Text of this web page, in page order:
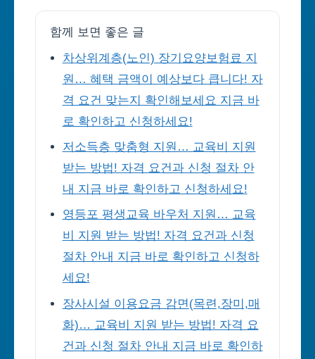
함께 보면 좋은 글
차상위계층(노인) 장기요양보험료 지
원… 혜택 금액이 예상보다 큽니다! 자
격 요건 맞는지 확인해보세요 지금 바
로 확인하고 신청하세요!
저소득층 맞춤형 지원… 교육비 지원
받는 방법! 자격 요건과 신청 절차 안
내 지금 바로 확인하고 신청하세요!
영등포 평생교육 바우처 지원… 교육
비 지원 받는 방법! 자격 요건과 신청
절차 안내 지금 바로 확인하고 신청하
세요!
장사시설 이용요금 감면(목련,장미,매
화)… 교육비 지원 받는 방법! 자격 요
건과 신청 절차 안내 지금 바로 확인하